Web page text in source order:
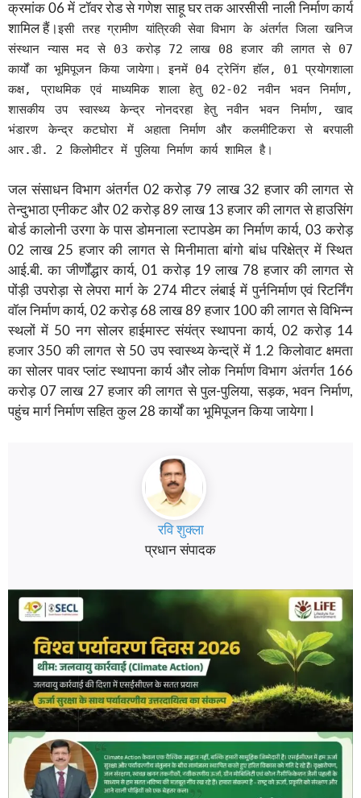
क्रमांक 06 में टॉवर रोड से गणेश साहू घर तक आरसीसी नाली निर्माण कार्य
शामिल हैं।इसी तरह ग्रामीण यांत्रिकी सेवा विभाग के अंतर्गत जिला खनिज
संस्थान न्यास मद से 03 करोड़ 72 लाख 08 हजार की लागत से 07
कार्यों का भूमिपूजन किया जायेगा। इनमें 04 ट्रेनिंग हॉल, 01 प्रयोगशाला
कक्ष, प्राथमिक एवं माध्यमिक शाला हेतु 02-02 नवीन भवन निर्माण,
शासकीय उप स्वास्थ्य केन्द्र नोनदरहा हेतु नवीन भवन निर्माण, खाद
भंडारण केन्द्र कटघोरा में अहाता निर्माण और कलमीटिकरा से बरपाली
आर.डी. 2 किलोमीटर में पुलिया निर्माण कार्य शामिल है।
जल संसाधन विभाग अंतर्गत 02 करोड़ 79 लाख 32 हजार की लागत से
तेन्दुभाठा एनीकट और 02 करोड़ 89 लाख 13 हजार की लागत से हाउसिंग
बोर्ड कालोनी उरगा के पास डोमनाला स्टापडेम का निर्माण कार्य, 03 करोड़
02 लाख 25 हजार की लागत से मिनीमाता बांगो बांध परिक्षेत्र में स्थित
आई.बी. का जीर्णोंद्धार कार्य, 01 करोड़ 19 लाख 78 हजार की लागत से
पोंड़ी उपरोड़ा से लेपरा मार्ग के 274 मीटर लंबाई में पुर्ननिर्माण एवं रिटर्निंग
वॉल निर्माण कार्य, 02 करोड़ 68 लाख 89 हजार 100 की लागत से विभिन्न
स्थलों में 50 नग सोलर हाईमास्ट संयंत्र स्थापना कार्य, 02 करोड़ 14
हजार 350 की लागत से 50 उप स्वास्थ्य केन्दा्रें में 1.2 किलोवाट क्षमता
का सोलर पावर प्लांट स्थापना कार्य और लोक निर्माण विभाग अंतर्गत 166
करोड़ 07 लाख 27 हजार की लागत से पुल-पुलिया, सड़क, भवन निर्माण,
पहुंच मार्ग निर्माण सहित कुल 28 कार्यों का भूमिपूजन किया जायेगा l
रवि शुक्ला
प्रधान संपादक